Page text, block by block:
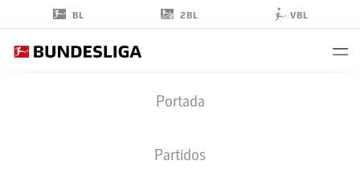
BL 2BL VBL
Portada
Partidos